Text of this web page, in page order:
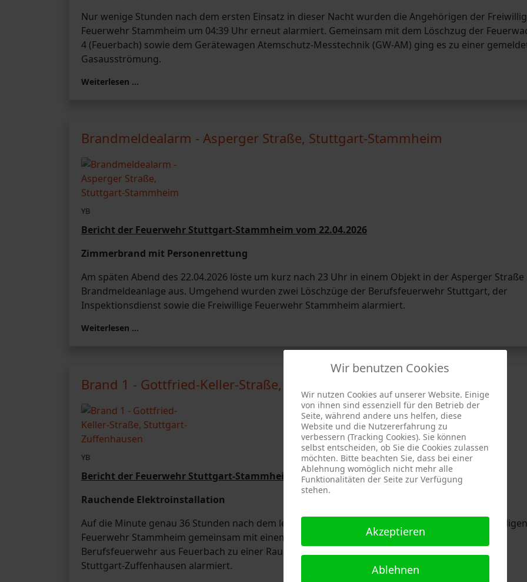
Nur wenige Stunden nach dem ersten Einsatz in dieser Nacht wurden die Angehörigen der
Feuerwehr Stammheim um 04:39 Uhr erneut alarmiert. Gemeinsam mit dem Löschzug der
4 (Feuerbach) sowie dem Gerätewagen Atemschutz-Messtechnik (GW-AM) ging es zu einer
Gasausströmung.
Weiterlesen …
Brandmeldealarm - Asperger Straße, Stuttgart-Stammheim
YB
Bericht der Feuerwehr Stuttgart-Stammheim vom 22.04.2026
Zimmerbrand mit Personenrettung
Am späten Abend des 22.04.2026 löste um kurz nach 23 Uhr in einem Objekt in der Asperger Straße
Brandmeldeanlage aus. Umgehend wurden zwei Löschzüge der Berufsfeuerwehr Stuttgart, der
Inspektionsdienst sowie die Freiwillige Feuerwehr Stammheim alarmiert.
Weiterlesen …
Brand 1 - Gottfried-Keller-Straße, Stuttgart- Zuffenhausen
YB
Bericht der Feuerwehr Stuttgart-Stammheim vom 20.04.2026
Rauchende Elektroinstallation
Auf die Minute genau 36 Stunden nach dem letzten Einsatz wurden die Angehörigen der Freiwilligen
Feuerwehr Stammheim gemeinsam mit einem Hilfeleistungslöschgruppenfahrzeug (HLF) der
Berufsfeuerwehr aus Feuerbach zu einer Rauchentwicklung aus einer Elektroinstallation nach
Stuttgart-Zuffenhausen alarmiert.
Wir benutzen Cookies
Wir nutzen Cookies auf unserer Website. Einige
von ihnen sind essenziell für den Betrieb der
Seite, während andere uns helfen, diese
Website und die Nutzererfahrung zu
verbessern (Tracking Cookies). Sie können
selbst entscheiden, ob Sie die Cookies zulassen
möchten. Bitte beachten Sie, dass bei einer
Ablehnung womöglich nicht mehr alle
Funktionalitäten der Seite zur Verfügung
stehen.
Akzeptieren
Ablehnen